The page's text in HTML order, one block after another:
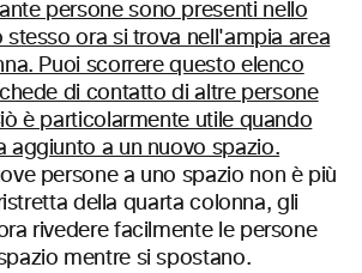
persone a uno spazio non è più
della quarta colonna, gli
rivedere facilmente le persone
mentre si spostano.